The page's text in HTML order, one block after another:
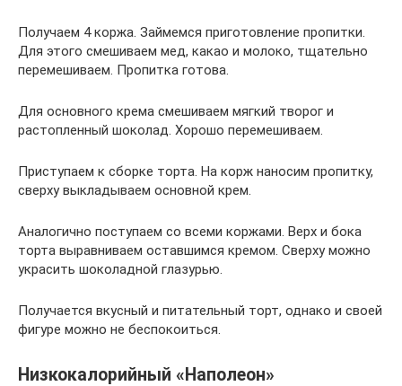
Получаем 4 коржа. Займемся приготовление пропитки.
Для этого смешиваем мед, какао и молоко, тщательно
перемешиваем. Пропитка готова.
Для основного крема смешиваем мягкий творог и
растопленный шоколад. Хорошо перемешиваем.
Приступаем к сборке торта. На корж наносим пропитку,
сверху выкладываем основной крем.
Аналогично поступаем со всеми коржами. Верх и бока
торта выравниваем оставшимся кремом. Сверху можно
украсить шоколадной глазурью.
Получается вкусный и питательный торт, однако и своей
фигуре можно не беспокоиться.
Низкокалорийный «Наполеон»